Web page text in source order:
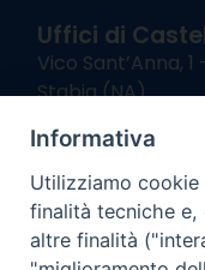
Uffici di
Vico Sant’Anna,
Stabia (NA)
Giorni ed Orari
Lunedì e
Uffici
Lunedì e
Informativa
Utilizziamo
finalità tecniche e,
altre finalità